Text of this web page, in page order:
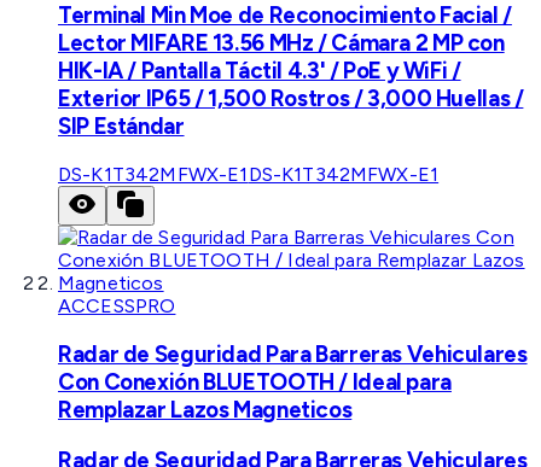
Terminal Min Moe de Reconocimiento Facial /
Lector MIFARE 13.56 MHz / Cámara 2 MP con
HIK-IA / Pantalla Táctil 4.3' / PoE y WiFi /
Exterior IP65 / 1,500 Rostros / 3,000 Huellas /
SIP Estándar
DS-K1T342MFWX-E1 DS-K1T342MFWX-E1
ACCESSPRO
Radar de Seguridad Para Barreras Vehiculares
Con Conexión BLUETOOTH / Ideal para
Remplazar Lazos Magneticos
Radar de Seguridad Para Barreras Vehiculares